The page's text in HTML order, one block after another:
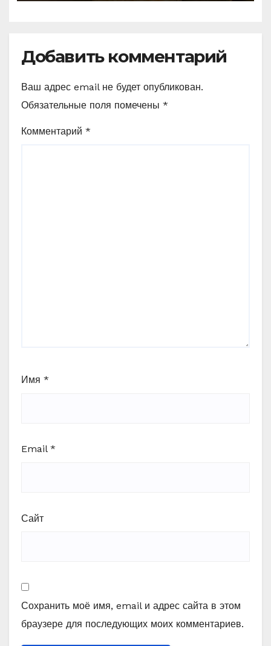
Добавить комментарий
Ваш адрес email не будет опубликован.
Обязательные поля помечены *
Комментарий *
Имя *
Email *
Сайт
Сохранить моё имя, email и адрес сайта в этом
браузере для последующих моих комментариев.